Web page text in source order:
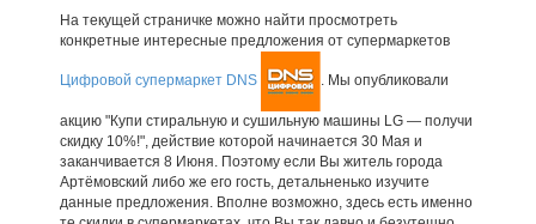
На текущей страничке можно найти просмотреть
конкретные интересные предложения от супермаркетов
Цифровой супермаркет DNS . Мы опубликовали
акцию "Купи стиральную и сушильную машины LG — получи
скидку 10%!", действие которой начинается 30 Мая и
заканчивается 8 Июня. Поэтому если Вы житель города
Артёмовский либо же его гость, детальненько изучите
данные предложения. Вполне возможно, здесь есть именно